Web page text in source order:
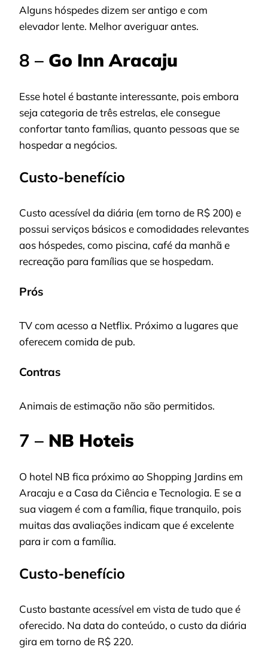
Alguns hóspedes dizem ser antigo e com
elevador lente. Melhor averiguar antes.
8 – Go Inn Aracaju
Esse hotel é bastante interessante, pois embora
seja categoria de três estrelas, ele consegue
confortar tanto famílias, quanto pessoas que se
hospedar a negócios.
Custo-benefício
Custo acessível da diária (em torno de R$ 200) e
possui serviços básicos e comodidades relevantes
aos hóspedes, como piscina, café da manhã e
recreação para famílias que se hospedam.
Prós
TV com acesso a Netflix. Próximo a lugares que
oferecem comida de pub.
Contras
Animais de estimação não são permitidos.
7 – NB Hoteis
O hotel NB fica próximo ao Shopping Jardins em
Aracaju e a Casa da Ciência e Tecnologia. E se a
sua viagem é com a família, fique tranquilo, pois
muitas das avaliações indicam que é excelente
para ir com a família.
Custo-benefício
Custo bastante acessível em vista de tudo que é
oferecido. Na data do conteúdo, o custo da diária
gira em torno de R$ 220.